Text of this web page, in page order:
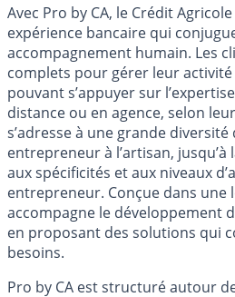
Avec Pro by CA, le Crédit
expérience bancaire qui
accompagnement humain. Les
complets pour gérer leur
pouvant s’appuyer sur
distance ou en agence, selon
s’adresse à une grande
entrepreneur à l’artisan, jusqu’à
aux spécificités et aux niveaux
entrepreneur. Conçue dans une
accompagne le développement
en proposant des solutions qui
besoins.
Pro by CA est structuré autour